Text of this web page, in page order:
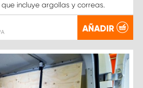
incluye argollas y correas.
AÑADIR